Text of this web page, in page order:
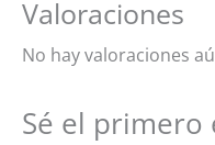
Valoraciones
No hay valoraciones
Sé el primero